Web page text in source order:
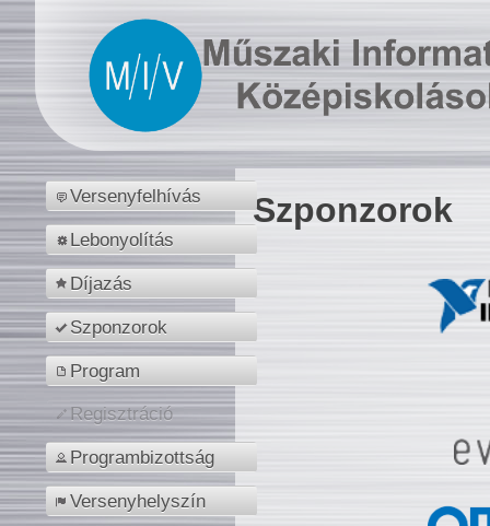
Versenyfelhívás
Lebonyolítás
Díjazás
Szponzorok
Program
Regisztráció
Programbizottság
Versenyhelyszín
Szponzorok